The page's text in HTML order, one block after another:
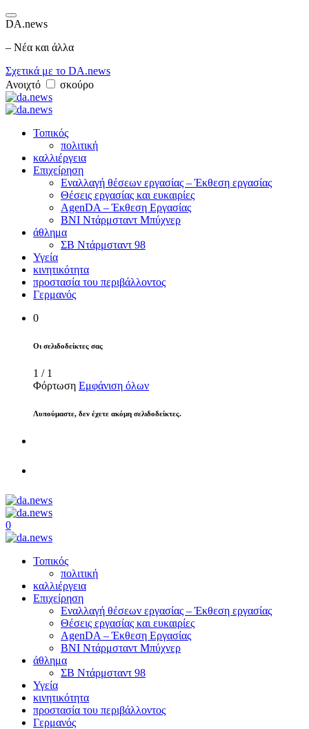
DA.news
– Νέα και άλλα
Σχετικά με το DA.news
Ανοιχτό
σκούρο
Τοπικός
πολιτική
καλλιέργεια
Επιχείρηση
Εναλλαγή θέσεων εργασίας – Έκθεση εργασίας
Θέσεις εργασίας και ευκαιρίες
AgenDA – Έκθεση Εργασίας
BNI Ντάρμσταντ Μπύχνερ
άθλημα
ΣΒ Ντάρμσταντ 98
Υγεία
κινητικότητα
προστασία του περιβάλλοντος
Γερμανός
0
Οι σελιδοδείκτες σας
1 / 1
Φόρτωση Εμφάνιση όλων
Λυπούμαστε, δεν έχετε ακόμη σελιδοδείκτες.
0
Τοπικός
πολιτική
καλλιέργεια
Επιχείρηση
Εναλλαγή θέσεων εργασίας – Έκθεση εργασίας
Θέσεις εργασίας και ευκαιρίες
AgenDA – Έκθεση Εργασίας
BNI Ντάρμσταντ Μπύχνερ
άθλημα
ΣΒ Ντάρμσταντ 98
Υγεία
κινητικότητα
προστασία του περιβάλλοντος
Γερμανός